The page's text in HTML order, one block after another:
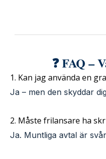
❓ FAQ –
1. Kan jag använda en
Ja – men den skyddar
2. Måste frilansare ha
Ja. Muntliga avtal är